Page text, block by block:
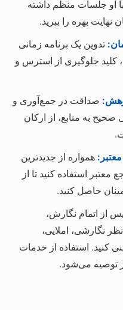
او جلسات منظم داشته
نهایت بهره را ببرید.
تدوین یک برنامه زمانی
کلید جلوگیری از استرس و
صداقت در جمع‌آوری و
صحیح به منابع، از ارکان
همواره از جدیدترین
استفاده کنید تا از
حاصل کنید.
پس از اتمام نگارش،
نظر نگارشی، املایی،
کنید. استفاده از خدمات
توصیه می‌شود.